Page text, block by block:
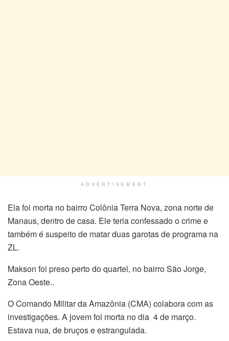
ADVERTISEMENT
Ela foi morta no bairro Colônia Terra Nova, zona norte de
Manaus, dentro de casa. Ele teria confessado o crime e
também é suspeito de matar duas garotas de programa na
ZL.
Makson foi preso perto do quartel, no bairro São Jorge,
Zona Oeste..
O Comando Militar da Amazônia (CMA) colabora com as
investigações. A jovem foi morta no dia 4 de março.
Estava nua, de bruços e estrangulada.